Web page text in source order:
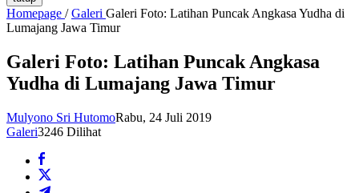
Homepage / Galeri Galeri Foto: Latihan Puncak Angkasa Yudha di
Lumajang Jawa Timur
Galeri Foto: Latihan Puncak Angkasa
Yudha di Lumajang Jawa Timur
Mulyono Sri HutomoRabu, 24 Juli 2019
Galeri3246 Dilihat